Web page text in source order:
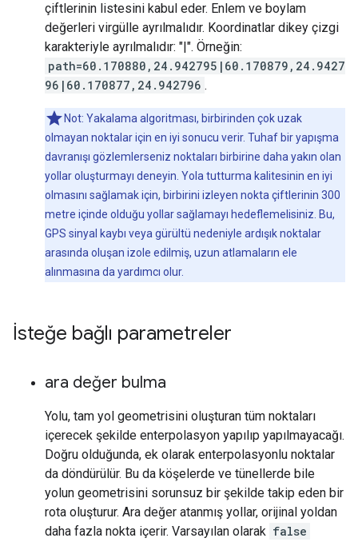
çiftlerinin listesini kabul eder. Enlem ve boylam
değerleri virgülle ayrılmalıdır. Koordinatlar dikey çizgi
karakteriyle ayrılmalıdır: "|". Örneğin:
path=60.170880,24.942795|60.170879,24.9427
96|60.170877,24.942796 .
Not: Yakalama algoritması, birbirinden çok uzak
olmayan noktalar için en iyi sonucu verir. Tuhaf bir yapışma
davranışı gözlemlerseniz noktaları birbirine daha yakın olan
yollar oluşturmayı deneyin. Yola tutturma kalitesinin en iyi
olmasını sağlamak için, birbirini izleyen nokta çiftlerinin 300
metre içinde olduğu yollar sağlamayı hedeflemelisiniz. Bu,
GPS sinyal kaybı veya gürültü nedeniyle ardışık noktalar
arasında oluşan izole edilmiş, uzun atlamaların ele
alınmasına da yardımcı olur.
İsteğe bağlı parametreler
ara değer bulma
Yolu, tam yol geometrisini oluşturan tüm noktaları
içerecek şekilde enterpolasyon yapılıp yapılmayacağı.
Doğru olduğunda, ek olarak enterpolasyonlu noktalar
da döndürülür. Bu da köşelerde ve tünellerde bile
yolun geometrisini sorunsuz bir şekilde takip eden bir
rota oluşturur. Ara değer atanmış yollar, orijinal yoldan
daha fazla nokta içerir. Varsayılan olarak false